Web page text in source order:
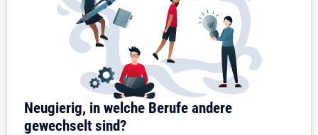
Neugierig, in welche Berufe andere
gewechselt sind?